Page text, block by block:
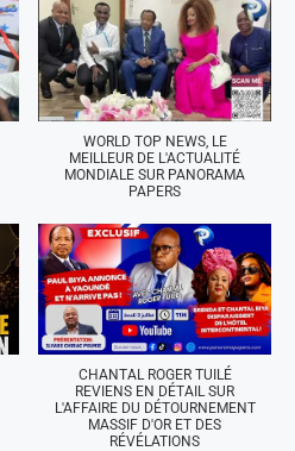
WORLD TOP NEWS, LE
MEILLEUR DE L'ACTUALITÉ
MONDIALE SUR PANORAMA
PAPERS
CHANTAL ROGER TUILÉ
REVIENS EN DÉTAIL SUR
L'AFFAIRE DU DÉTOURNEMENT
MASSIF D'OR ET DES
RÉVÉLATIONS